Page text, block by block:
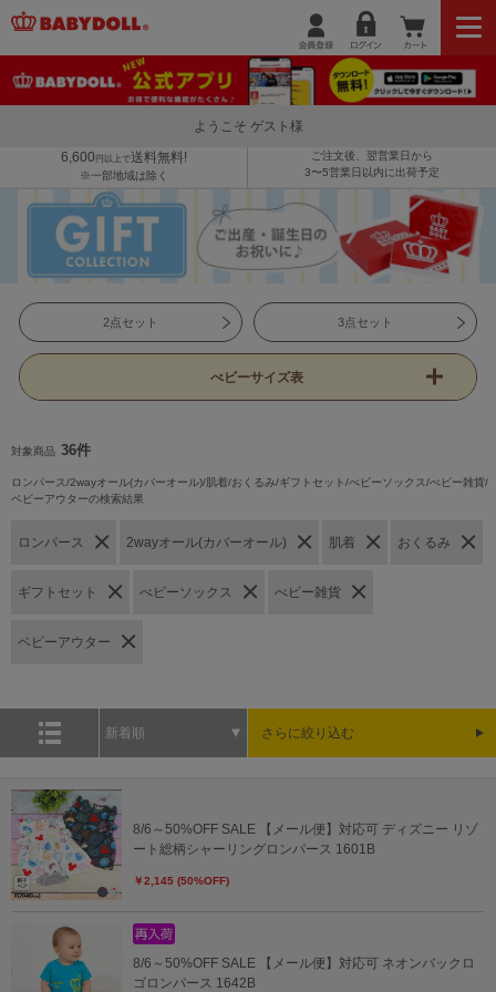
ようこそ ゲスト様
6,600 円以上で送料無料!
※一部地域は除く
ご注文後、翌営業日から
3〜5営業日以内に出荷予定
2点セット 3点セット
べビーサイズ表
対象商品 36件
ロンパース/2wayオール(カバーオール)/肌着/おくるみ/ギフトセット/べビーソックス/べビー雑貨/
ベビーアウターの検索結果
ロンパース 2wayオール(カバーオール) 肌着 おくるみ
ギフトセット べビーソックス べビー雑貨
ベビーアウター
新着順 さらに絞り込む
8/6～50%OFF SALE 【メール便】対応可 ディズニー リゾ
ート総柄シャーリングロンパース 1601B
￥2,145 (50%OFF)
8/6～50%OFF SALE 【メール便】対応可 ネオンバックロ
ゴロンパース 1642B